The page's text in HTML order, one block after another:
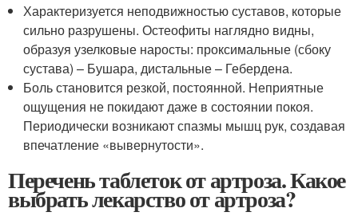
Характеризуется неподвижностью суставов, которые
сильно разрушены. Остеофиты наглядно видны,
образуя узелковые наросты: проксимальные (сбоку
сустава) – Бушара, дистальные – Гебердена.
Боль становится резкой, постоянной. Неприятные
ощущения не покидают даже в состоянии покоя.
Периодически возникают спазмы мышц рук, создавая
впечатление «вывернутости».
Перечень таблеток от артроза. Какое
выбрать лекарство от артроза?